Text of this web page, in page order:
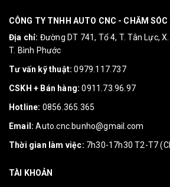
CÔNG TY TNHH AUTO CNC - CHĂM
Địa chỉ: Đường DT 741, Tổ 4, T. Tân Lực,
T. Bình Phước
Tư vấn kỹ thuật: 0979.117.737
CSKH + Bán hàng: 0911.73.96.97
Hotline: 0856.365.365
Email: Auto.cnc.bunho@gmail.com
Thời gian làm việc: 7h30-17h30 T2-T7
TÀI KHOẢN